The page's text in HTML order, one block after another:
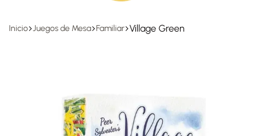
Inicio Juegos de Mesa Familiar Village Green